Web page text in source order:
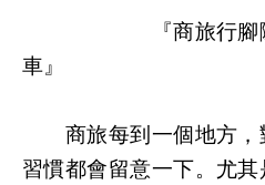
『商旅行腳隨筆
車』
商旅每到一個地方，
習慣都會留意一下。尤